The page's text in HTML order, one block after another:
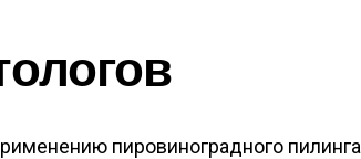
пировиноградного пилинга